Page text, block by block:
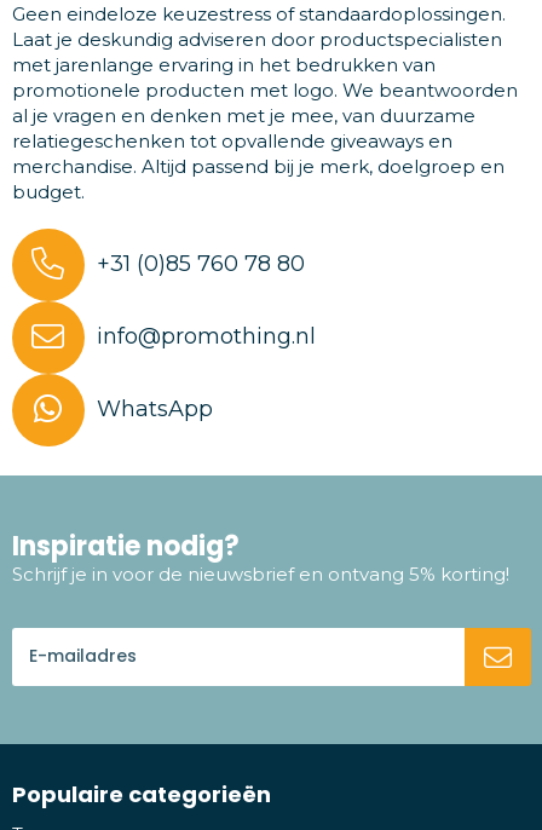
Geen eindeloze keuzestress of standaardoplossingen.
Laat je deskundig adviseren door productspecialisten
met jarenlange ervaring in het bedrukken van
promotionele producten met logo. We beantwoorden
al je vragen en denken met je mee, van duurzame
relatiegeschenken tot opvallende giveaways en
merchandise. Altijd passend bij je merk, doelgroep en
budget.
+31 (0)85 760 78 80
info@promothing.nl
WhatsApp
Inspiratie nodig?
Schrijf je in voor de nieuwsbrief en ontvang 5% korting!
Populaire categorieën